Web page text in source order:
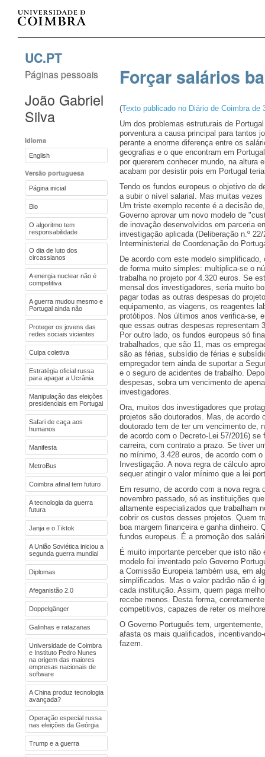
UC.PT
Páginas pessoais
João Gabriel
Silva
Idioma
English
Versão portuguesa
Página inicial
Bio
O algoritmo tem
responsabilidade
O dia de luto dos
circassianos
A energia nuclear não é
competitiva
A guerra mudou mesmo e
Portugal ainda não
Proteger os jovens das
redes sociais viciantes
Culpa coletiva
Estratégia oficial russa
para apagar a Ucrânia
Manipulação das eleições
presidenciais em Portugal
Safari de caça aos
humanos
Manifesta
MetroBus
Coimbra afinal tem futuro
A tecnologia da guerra
futura
Janja e o Tiktok
A União Soviética iniciou a
segunda guerra mundial
Diplomas
Afeganistão 2.0
Doppelgänger
Galinhas e ratazanas
Universidade de Coimbra
e Instituto Pedro Nunes
na origem das maiores
empresas nacionais de
software
A China produz tecnologia
avançada?
Operação especial russa
nas eleições da Geórgia
Trump e a guerra
Forçar salários
(Texto publicado no Diário de Coimbra de
Um dos problemas estruturais de
porventura a causa principal para tantos
perante a enorme diferença entre os
geografias e o que encontram em
por quererem conhecer mundo, na altura
acabam por desistir pois em Portugal
Tendo os fundos europeus o objetivo de
a subir o nível salarial. Mas muitas
Um triste exemplo recente é a decisão
Governo aprovar um novo modelo de
de inovação desenvolvidos em parceria
investigação aplicada (Deliberação n.º
Interministerial de Coordenação do
De acordo com este modelo
de forma muito simples: multiplica-se o
trabalha no projeto por 4.320 euros. Se
mensal dos investigadores, seria muito
pagar todas as outras despesas do
equipamento, as viagens, os reagentes
protótipos. Nos últimos anos verifica-se,
que essas outras despesas representam
Por outro lado, os fundos europeus só
trabalhados, que são 11, mas os
são as férias, subsídio de férias e
empregador tem ainda de suportar a
e o seguro de acidentes de trabalho.
despesas, sobra um vencimento de
investigadores.
Ora, muitos dos investigadores que
projetos são doutorados. Mas, de acordo
doutorado tem de ter um vencimento de,
de acordo com o Decreto-Lei 57/2016)
carreira, com contrato a prazo. Se tiver
no mínimo, 3.428 euros, de acordo com
Investigação. A nova regra de cálculo
sequer atingir o valor mínimo que a lei
Em resumo, de acordo com a nova regra
novembro passado, só as instituições
altamente especializados que trabalham
cobrir os custos desses projetos. Quem
boa margem financeira e ganha dinheiro.
fundos europeus. É a promoção dos
É muito importante perceber que isto
modelo foi inventado pelo Governo
a Comissão Europeia também usa, em
simplificados. Mas o valor padrão não é
cada instituição. Assim, quem paga
recebe menos. Desta forma,
competitivos, capazes de reter os
O Governo Português tem,
afasta os mais qualificados,
fazem.